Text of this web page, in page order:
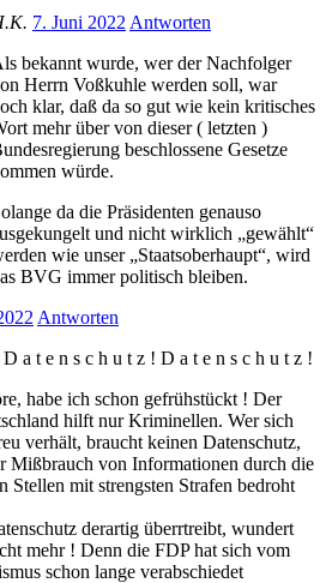
7. Juni 2022 Antworten
bekannt wurde, wer der Nachfolger
Herrn Voßkuhle werden soll, war
klar, daß da so gut wie kein kritisches
mehr über von dieser ( letzten )
beschlossene Gesetze
würde.
da die Präsidenten genauso
und nicht wirklich „gewählt“
wie unser „Staatsoberhaupt“, wird
BVG immer politisch bleiben.
Antworten
a t e n s c h u t z ! D a t e n s c h u t z !
habe ich schon gefrühstückt ! Der
hilft nur Kriminellen. Wer sich
verhält, braucht keinen Datenschutz,
Mißbrauch von Informationen durch die
Stellen mit strengsten Strafen bedroht
derartig überrtreibt, wundert
mehr ! Denn die FDP hat sich vom
schon lange verabschiedet